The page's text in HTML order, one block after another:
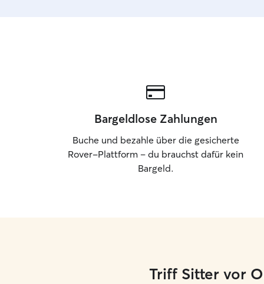
Bargeldlose Zahlungen
Buche und bezahle über die gesicherte
Rover-Plattform – du brauchst dafür kein
Bargeld.
Triff Sitter vor